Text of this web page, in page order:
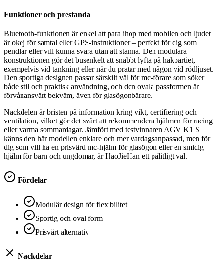
Funktioner och prestanda
Bluetooth-funktionen är enkel att para ihop med mobilen och ljudet
är okej för samtal eller GPS-instruktioner – perfekt för dig som
pendlar eller vill kunna svara utan att stanna. Den modulära
konstruktionen gör det busenkelt att snabbt lyfta på hakpartiet,
exempelvis vid tankning eller när du pratar med någon vid rödljuset.
Den sportiga designen passar särskilt väl för mc-förare som söker
både stil och praktisk användning, och den ovala passformen är
förvånansvärt bekväm, även för glasögonbärare.
Nackdelen är bristen på information kring vikt, certifiering och
ventilation, vilket gör det svårt att rekommendera hjälmen för racing
eller varma sommardagar. Jämfört med testvinnaren AGV K1 S
känns den här modellen enklare och mer vardagsanpassad, men för
dig som vill ha en prisvärd mc-hjälm för glasögon eller en smidig
hjälm för barn och ungdomar, är HaoJieHan ett pålitligt val.
Fördelar
Modulär design för flexibilitet
Sportig och oval form
Prisvärt alternativ
Nackdelar